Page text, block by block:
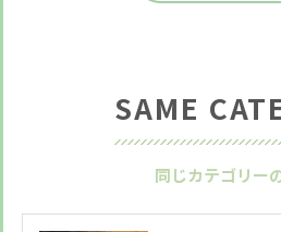
同じカテゴリー
SAME
お悩みですか？ LINEでお気軽